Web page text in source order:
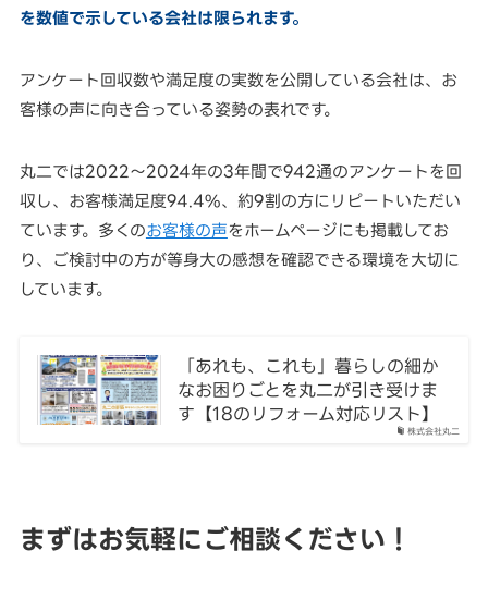
を数値で示している会社は限られます。
アンケート回収数や満足度の実数を公開している会社は、お
客様の声に向き合っている姿勢の表れです。
丸二では2022〜2024年の3年間で942通のアンケートを回
収し、お客様満足度94.4%、約9割の方にリピートいただい
ています。多くのお客様の声をホームページにも掲載してお
り、ご検討中の方が等身大の感想を確認できる環境を大切に
しています。
株式会社丸二
「あれも、これも」暮らしの細か
なお困りごとを丸二が引き受けま
す【18のリフォーム対応リスト】
まずはお気軽にご相談ください！